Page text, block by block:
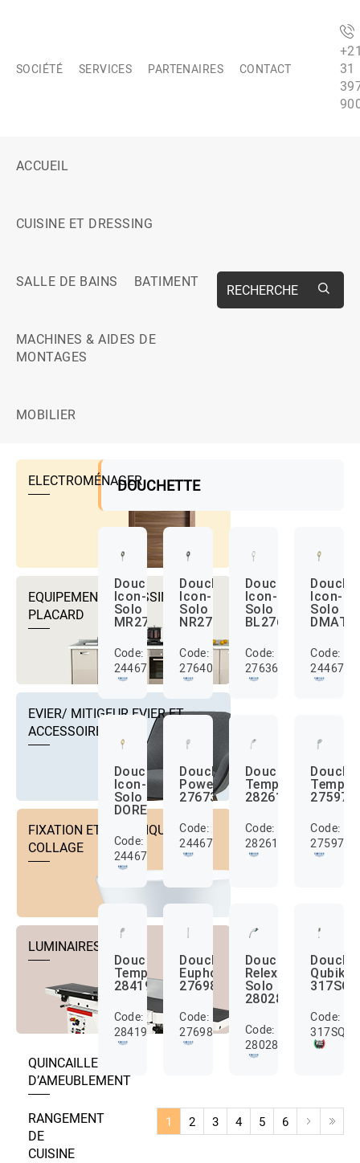
SOCIÉTÉ SERVICES PARTENAIRES CONTACT
31
ACCUEIL
CUISINE ET DRESSING
SALLE DE BAINS BATIMENT
MACHINES & AIDES DE
MONTAGES
MOBILIER
RECHERCHE
ELECTROMÉNAGER
EQUIPEMENTS DRESSING ET
PLACARD
EVIER/ MITIGEUR EVIER ET
ACCESSOIRES
FIXATION ET TECHNIQUE DE
COLLAGE
LUMINAIRES
QUINCAILLERIE
D’AMEUBLEMENT
RANGEMENT
DE
CUISINE
DOUCHETTE
Douchette
Icon-
Solo
MR27638
Code:
24467266
Douchette
Icon-
Solo
NR27640
Code:
27640000
Douchette
Icon-
Solo
BL27636
Code:
27636000
Icon-
Solo
Code:
Douchette
Icon-
Solo
DORE27629
Code:
24467278
Douchette
Power&Soul
27673
Code:
24467281
Douchette
Tempesta
28261
Code:
28261000
Code:
Douchette
Tempesta
28419
Code:
28419001
Douchette
Euphoria
27698
Code:
27698000
Douchette
Relexa
Solo
28028F
Code:
28028F00
Qubika
317SQ
Code:
317SQ
1 2 3 4 5 6